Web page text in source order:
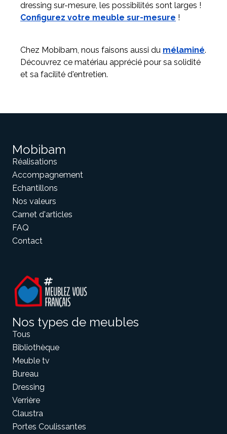
dressing sur-mesure, les possibilités sont larges !
Configurez votre meuble sur-mesure !
Chez Mobibam, nous faisons aussi du mélaminé.
Découvrez ce matériau apprécié pour sa solidité
et sa facilité d'entretien.
Mobibam
Réalisations
Accompagnement
Echantillons
Nos valeurs
Carnet d'articles
FAQ
Contact
Nos types de meubles
Tous
Bibliothèque
Meuble tv
Bureau
Dressing
Verrière
Claustra
Portes Coulissantes